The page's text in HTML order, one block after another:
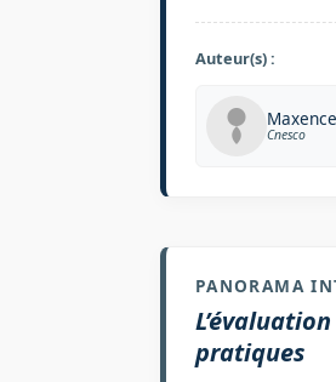
Auteur(s) :
Maxence
Cnesco
PANORAMA
pratiques